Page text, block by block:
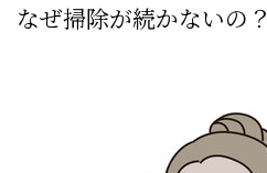
なぜ掃除が続かないの？